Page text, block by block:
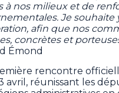
à nos milieux et de
Je souhaite
afin que nos
concrètes et
Émond
rencontre
avril, réunissant les